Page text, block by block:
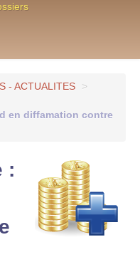
- ACTUALITES
>
en diffamation contre
: